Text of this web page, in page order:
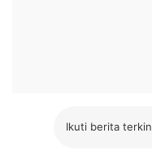
Ikuti berita